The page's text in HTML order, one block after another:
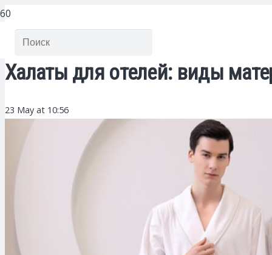
Халаты для отелей: виды
23 May at 10:56